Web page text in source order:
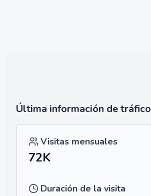
Última información de tráfico
Visitas mensuales
72K
Duración de la visita